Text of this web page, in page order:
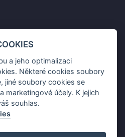
úseku na víkendovku tu
s naCOOPkou sekerku Fiskars
ty nejlepší ceny z letáku!
a jeho optimalizaci
Některé cookies soubory
jiné soubory cookies se
marketingové účely. K jejich
souhlas.